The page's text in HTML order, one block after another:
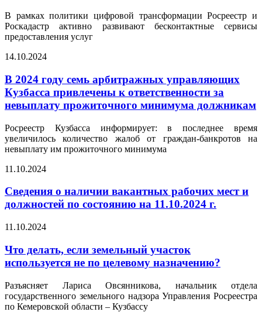
В рамках политики цифровой трансформации Росреестр и
Роскадастр активно развивают бесконтактные сервисы
предоставления услуг
14.10.2024
В 2024 году семь арбитражных управляющих
Кузбасса привлечены к ответственности за
невыплату прожиточного минимума должникам
Росреестр Кузбасса информирует: в последнее время
увеличилось количество жалоб от граждан-банкротов на
невыплату им прожиточного минимума
11.10.2024
Сведения о наличии вакантных рабочих мест и
должностей по состоянию на 11.10.2024 г.
11.10.2024
Что делать, если земельный участок
используется не по целевому назначению?
Разъясняет Лариса Овсянникова, начальник отдела
государственного земельного надзора Управления Росреестра
по Кемеровской области – Кузбассу